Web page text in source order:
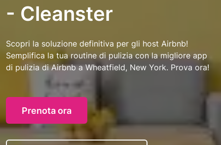
- Cleanster
Scopri la soluzione definitiva per gli host Airbnb!
Semplifica la tua routine di pulizia con la migliore app
di pulizia di Airbnb a Wheatfield, New York. Prova ora!
Prenota ora